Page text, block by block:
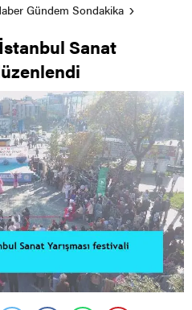
Gündem Sondakika
Sanat